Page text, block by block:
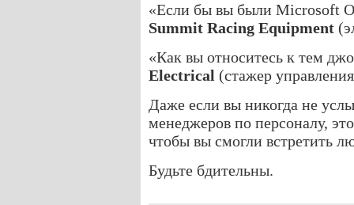
«Если бы вы были Microsoft
Summit Racing Equipment
«Как вы относитесь к тем
Electrical (стажер
Даже если вы никогда не
менеджеров по персоналу,
чтобы вы смогли встретить
Будьте бдительны.